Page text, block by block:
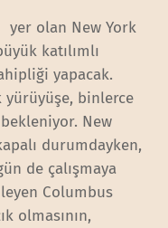
yer olan New York
katılımlı
yapacak.
yürüyüşe, binlerce
bekleniyor. New
durumdayken,
de çalışmaya
Columbus
olmasının,